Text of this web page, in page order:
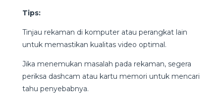
Tips:
Tinjau rekaman di komputer atau perangkat lain
untuk memastikan kualitas video optimal.
Jika menemukan masalah pada rekaman, segera
periksa dashcam atau kartu memori untuk mencari
tahu penyebabnya.